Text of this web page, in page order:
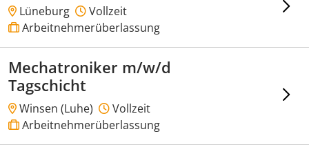
Lüneburg
Vollzeit
Arbeitnehmerüberlassung
Mechatroniker m/w/d
Tagschicht
Winsen (Luhe)
Vollzeit
Arbeitnehmerüberlassung